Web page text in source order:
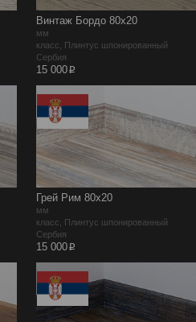
Винтаж Бордо 80х20
мм
класс, Плинтус шпонированный
Сербия
15 000p
Грей Рим 80х20
мм
класс, Плинтус шпонированный
Сербия
15 000p